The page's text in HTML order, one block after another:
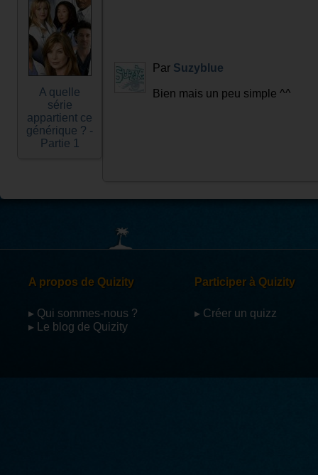
A quelle
série
appartient ce
générique ? -
Partie 1
Par Suzyblue
Bien mais un peu simple ^^
A propos de Quizity
▸ Qui sommes-nous ?
▸ Le blog de Quizity
Participer à Quizity
▸ Créer un quizz